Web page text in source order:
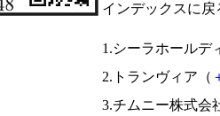
インデックスに戻
1.シーラホールデ
2.トランヴィア（
3.チムニー株式会